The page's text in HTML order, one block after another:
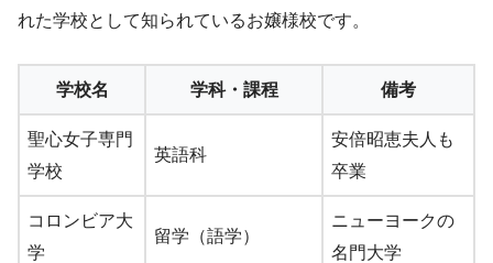
れた学校として知られているお嬢様校です。
学校名 学科・課程 備考
聖心女子専門
学校
英語科
安倍昭恵夫人も
卒業
コロンビア大
学
留学（語学）
ニューヨークの
名門大学